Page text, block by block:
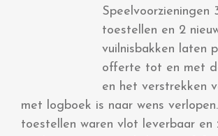
Speelvoorzieningen
toestellen en 2
vuilnisbakken laten
offerte tot en met
en het verstrekken
met logboek is naar wens
toestellen waren vlot leverbaar en